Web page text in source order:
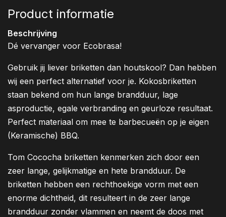
Product informatie
Beschrijving
Dé vervanger voor Ecobrasa!
Gebruik jij liever briketten dan houtskool? Dan hebben
wij een perfect alternatief voor je. Kokosbriketten
staan bekend om hun lange brandduur, lage
asproductie, egale verbranding en geurloze resultaat.
Perfect materiaal om mee te barbecueën op je eigen
(Keramische) BBQ.
Tom Cococha briketten kenmerken zich door een
zeer lange, gelijkmatige en hete brandduur. De
briketten hebben een rechthoekige vorm met een
enorme dichtheid, dit resulteert in de zeer lange
brandduur zonder vlammen en neemt de doos met